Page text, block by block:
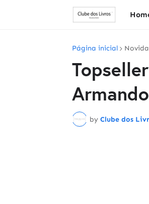
Página inicial
by Clube dos